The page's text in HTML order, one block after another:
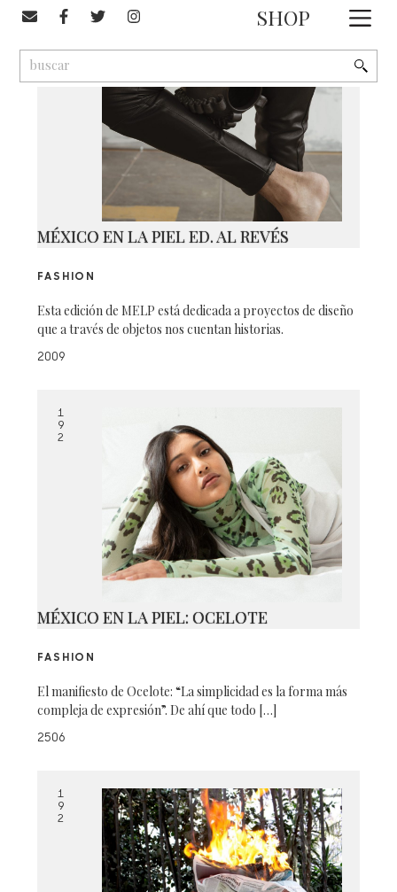
SHOP
MÉXICO EN LA PIEL ED. AL REVÉS
FASHION
Esta edición de MELP está dedicada a proyectos de diseño
que a través de objetos nos cuentan historias.
2009
1
9
2
MÉXICO EN LA PIEL: OCELOTE
FASHION
El manifiesto de Ocelote: “La simplicidad es la forma más
compleja de expresión”. De ahí que todo […]
2506
1
9
2